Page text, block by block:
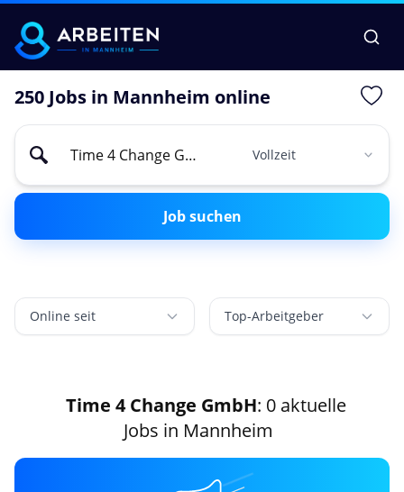
250 Jobs in Mannheim online
Job suchen
Online seit Top-Arbeitgeber
Time 4 Change GmbH: 0 aktuelle
Jobs in Mannheim